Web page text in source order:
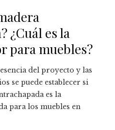
¿Cuál es la
para muebles?
del proyecto y las
se puede establecer si
es la
para los muebles en